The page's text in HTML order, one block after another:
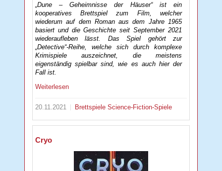
„Dune – Geheimnisse der Häuser“ ist ein
kooperatives Brettspiel zum Film, welcher
wiederum auf dem Roman aus dem Jahre 1965
basiert und die Geschichte seit September 2021
wiederaufleben lässt. Das Spiel gehört zur
„Detective“-Reihe, welche sich durch komplexe
Krimispiele auszeichnet, die meistens
eigenständig spielbar sind, wie es auch hier der
Fall ist.
Weiterlesen
20.11.2021 BrettspieleScience-Fiction-Spiele
Cryo